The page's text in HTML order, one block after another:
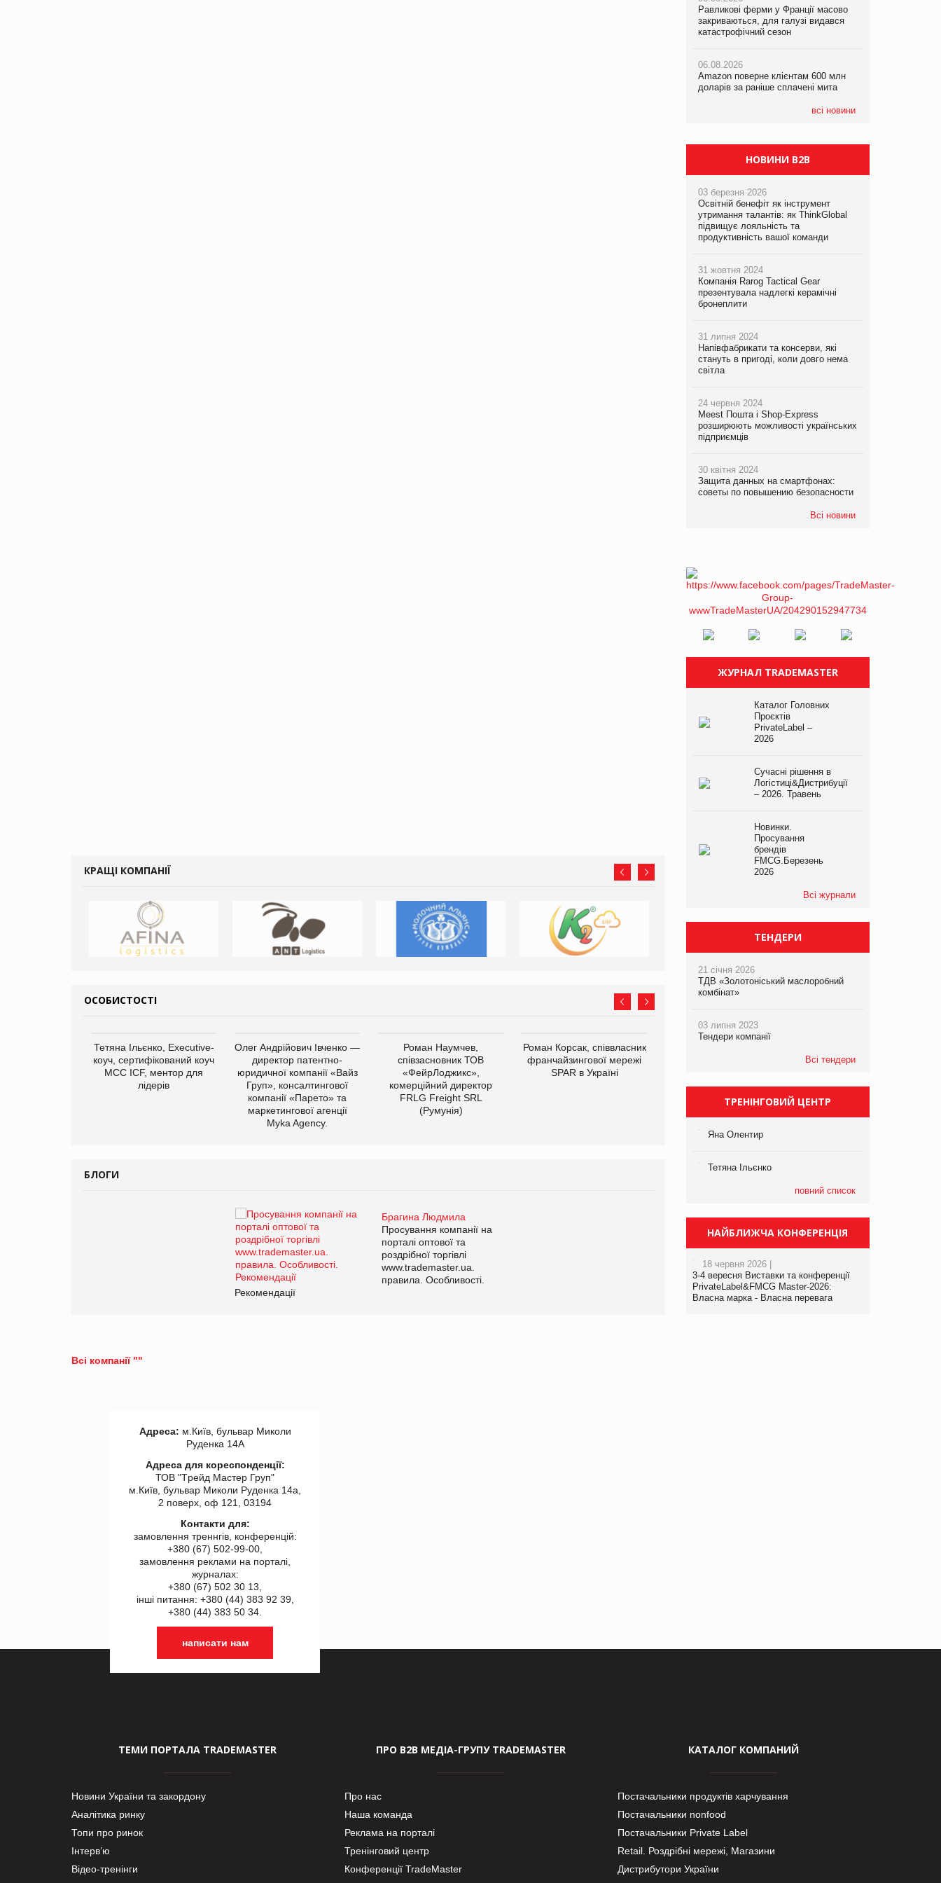
КРАЩІ КОМПАНІЇ
ОСОБИСТОСТІ
Тетяна Ільєнко, Executive-
коуч, сертифікований коуч
МСС ICF, ментор для
лідерів
Олег Андрійович Івченко —
директор патентно-
юридичної компанії «Вайз
Груп», консалтингової
компанії «Парето» та
маркетингової агенції
Myka Agency.
Роман Наумчев,
співзасновник ТОВ
«ФейрЛоджикс»,
комерційний директор
FRLG Freight SRL
(Румунія)
Роман Корсак, співвласник
франчайзингової мережі
SPAR в Україні
виробництва
компанії «УкраМарин»
БЛОГИ
Брагина Людмила
Просування компанії на
порталі оптової та
роздрібної торгівлі
www.trademaster.ua.
правила. Особливості.
Рекомендації
Брагина Людмила
Просування компанії на
www.trademaster.ua.
правила. Особливості.
Всі компанії ""
Равликові ферми у Франції масово
закриваються, для галузі видався
катастрофічний сезон
06.08.2026
Amazon поверне клієнтам 600 млн
доларів за раніше сплачені мита
всі новини
05.08.2026
ТОКЕРИ
Сергій Лісунов про заморожені
Amazon поверне клієнтам 600 млн
доларів за раніше сплачені мита
У Євросоюзі набули чинності нові
правила щодо штучного інтелекту
НОВИНИ B2B
03 березня 2026
Освітній бенефіт як інструмент
утримання талантів: як ThinkGlobal
підвищує лояльність та
продуктивність вашої команди
31 жовтня 2024
Компанія Rarog Tactical Gear
презентувала надлегкі керамічні
бронеплити
31 липня 2024
Напівфабрикати та консерви, які
стануть в пригоді, коли довго нема
світла
24 червня 2024
Meest Пошта і Shop-Express
розширюють можливості українських
підприємців
30 квітня 2024
Защита данных на смартфонах:
советы по повышению безопасности
Всі новини
ЖУРНАЛ TRADEMASTER
Каталог Головних
Проєктів
PrivateLabel –
2026
Сучасні рішення в
Логістиці&Дистрибуції
– 2026. Травень
Новинки.
Просування
брендів
FMCG.Березень
2026
Всі журнали
ТЕНДЕРИ
21 січня 2026
ТДВ «Золотоніський маслоробний
комбінат»
03 липня 2023
Тендери компанії
Всі тендери
ТРЕНІНГОВИЙ ЦЕНТР
Яна Олентир
Тетяна Ільєнко
повний список
НАЙБЛИЖЧА КОНФЕРЕНЦІЯ
18 червня 2026 |
3-4 вересня Виставки та конференції
PrivateLabel&FMCG Master-2026:
Власна марка - Власна перевага
Адреса: м.Київ, бульвар Миколи
Руденка 14А
Адреса для кореспонденції:
ТОВ "Tрейд Мастер Груп"
м.Київ, бульвар Миколи Руденка 14а,
2 поверх, оф 121, 03194
Контакти для:
замовлення треннгів, конференцій:
+380 (67) 502-99-00,
замовлення реклами на порталі,
журналах:
+380 (67) 502 30 13,
інші питання: +380 (44) 383 92 39,
+380 (44) 383 50 34.
написати нам
ТЕМИ ПОРТАЛА TRADEMASTER
Новини України та закордону
Аналітика ринку
Топи про ринок
Інтерв’ю
Відео-тренінги
ПРО В2В МЕДІА-ГРУПУ TRADEMASTER
Про нас
Наша команда
Реклама на порталі
Тренінговий центр
Конференції TradeMaster
КАТАЛОГ КОМПАНИЙ
Постачальники продуктів харчування
Постачальники nonfood
Постачальники Private Label
Retail. Роздрібні мережі, Магазини
Дистрибутори України